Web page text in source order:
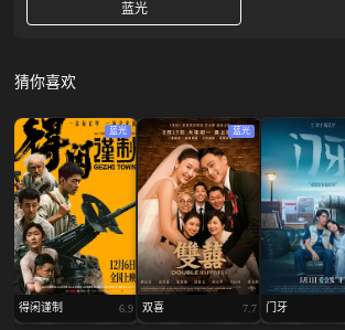
蓝光
猜你喜欢
蓝光
得闲谨制 6.9
蓝光
双喜 7.7 门牙